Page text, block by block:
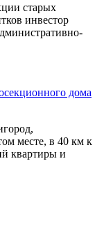
старых
инвестор
дома
месте, в 40 км к
квартиры и